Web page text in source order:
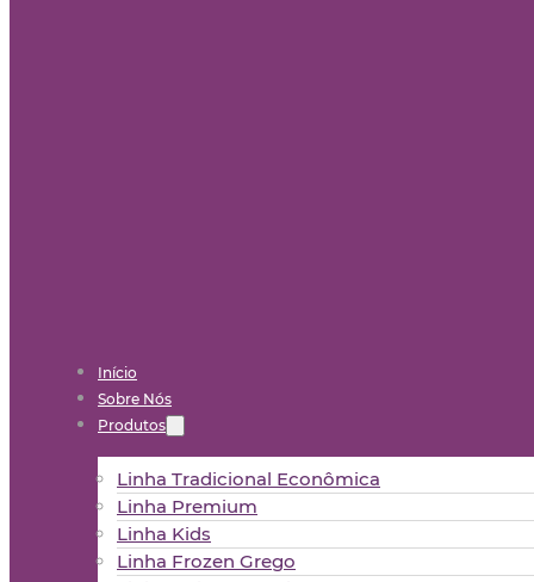
Início
Sobre Nós
Produtos
Linha Tradicional Econômica
Linha Premium
Linha Kids
Linha Frozen Grego